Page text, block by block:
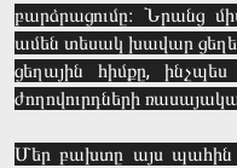
բարձրացումը։ Նրանց
ամեն տեսակ խավար
ցեղային հիմքը,
ժողովուրդների
Մեր բախտը այս պահին